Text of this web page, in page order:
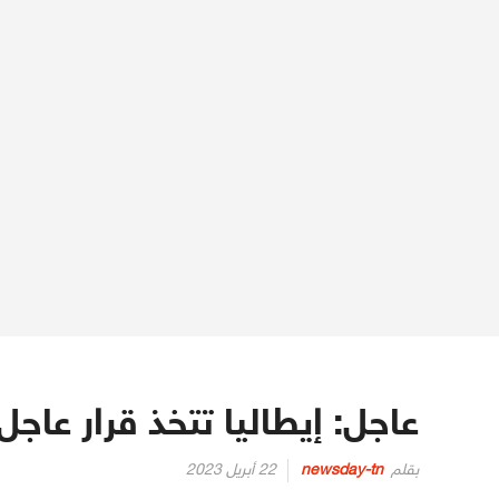
عاجل: إيطاليا تتخذ قرار
بقلم newsday-tn
Posted
22 أبريل 2023